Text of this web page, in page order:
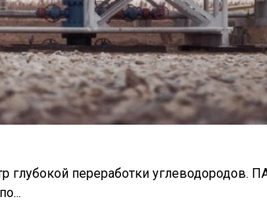
переработки углеводородов.